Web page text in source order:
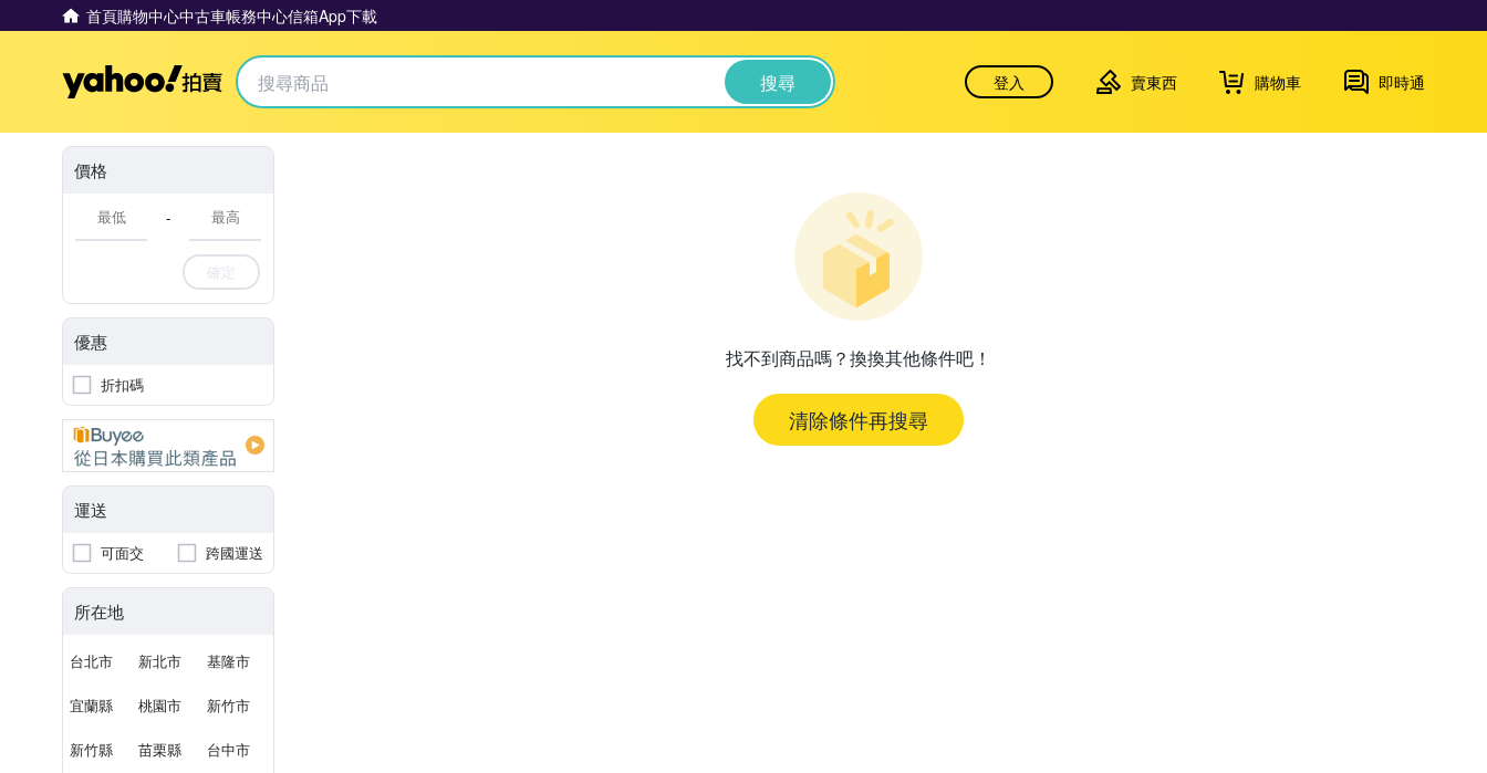
首頁購物中心中古車帳務中心信箱App下載
Yahoo拍賣 搜尋 登入 賣東西 購物車 即時通
價格
-
確定
優惠
折扣碼
運送
可面交 跨國運送
所在地
台北市 新北市 基隆市
宜蘭縣 桃園市 新竹市
新竹縣 苗栗縣 台中市
找不到商品嗎？換換其他條件吧！
清除條件再搜尋